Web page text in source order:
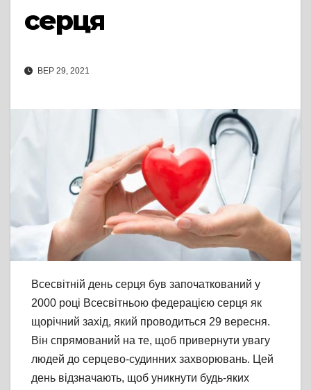
серця
ВЕР 29, 2021
Всесвітній день серця був започаткований у
2000 році Всесвітньою федерацією серця як
щорічний захід, який проводиться 29 вересня.
Він спрямований на те, щоб привернути увагу
людей до серцево-судинних захворювань. Цей
день відзначають, щоб уникнути будь-яких